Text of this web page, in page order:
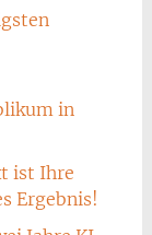
in
ist Ihre
Ergebnis!